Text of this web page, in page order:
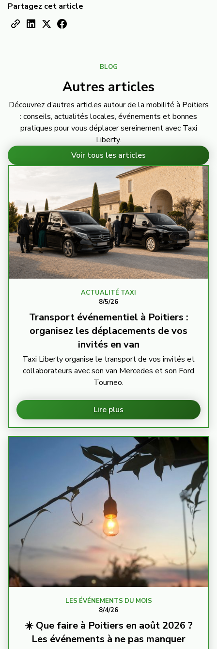
Partagez cet article
BLOG
Autres articles
Découvrez d’autres articles autour de la mobilité à Poitiers
: conseils, actualités locales, événements et bonnes
pratiques pour vous déplacer sereinement avec Taxi
Liberty.
Voir tous les articles
ACTUALITÉ TAXI
8/5/26
Transport événementiel à Poitiers :
organisez les déplacements de vos
invités en van
Taxi Liberty organise le transport de vos invités et
collaborateurs avec son van Mercedes et son Ford
Tourneo.
Lire plus
LES ÉVÉNEMENTS DU MOIS
8/4/26
☀️ Que faire à Poitiers en août 2026 ?
Les événements à ne pas manquer